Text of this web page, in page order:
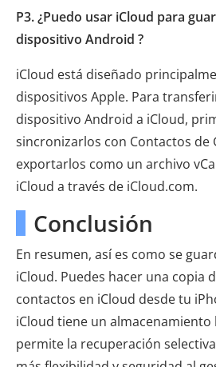
P3. ¿Puedo usar iCloud para
dispositivo Android ?
iCloud está diseñado
dispositivos Apple. Para
dispositivo Android a iCloud,
sincronizarlos con Contactos de
exportarlos como un archivo
iCloud a través de iCloud.com.
Conclusión
En resumen, así es como se
iCloud. Puedes hacer una copia
contactos en iCloud desde tu
iCloud tiene un
permite la recuperación